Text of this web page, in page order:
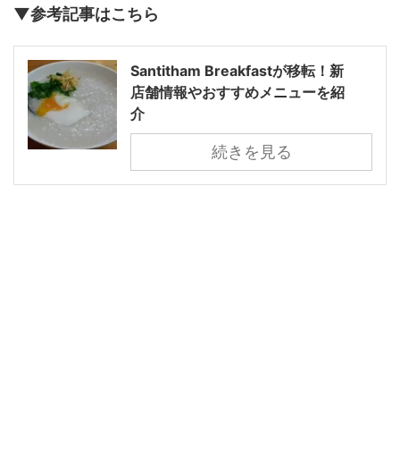
▼参考記事はこちら
Santitham Breakfastが移転！新
店舗情報やおすすめメニューを紹
介
続きを見る